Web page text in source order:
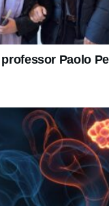
Paolo